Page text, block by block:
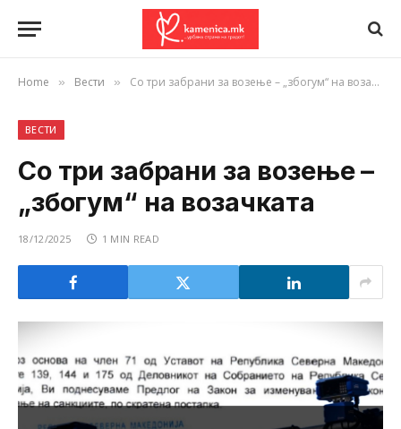
Home » Вести » Со три забрани за возење – „збогум“ на возачката
ВЕСТИ
Со три забрани за возење –
„збогум“ на возачката
18/12/2025 1 MIN READ